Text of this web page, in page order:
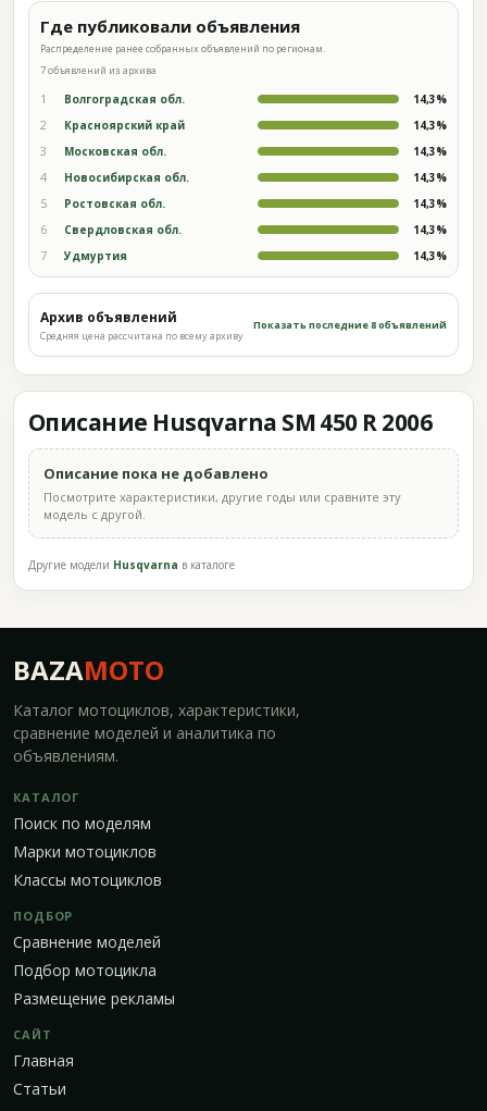
Где публиковали объявления
Распределение ранее собранных объявлений по регионам.
7 объявлений из архива
1 Волгоградская обл. 14,3%
2 Красноярский край 14,3%
3 Московская обл. 14,3%
4 Новосибирская обл. 14,3%
5 Ростовская обл. 14,3%
6 Свердловская обл. 14,3%
7 Удмуртия 14,3%
Архив объявлений
Средняя цена рассчитана по всему архиву
Показать последние 8 объявлений
Описание Husqvarna SM 450 R 2006
Описание пока не добавлено
Посмотрите характеристики, другие годы или сравните эту
модель с другой.
Другие модели Husqvarna в каталоге
BAZAMOTO
Каталог мотоциклов, характеристики,
сравнение моделей и аналитика по
объявлениям.
КАТАЛОГ
Поиск по моделям
Марки мотоциклов
Классы мотоциклов
ПОДБОР
Сравнение моделей
Подбор мотоцикла
Размещение рекламы
САЙТ
Главная
Статьи